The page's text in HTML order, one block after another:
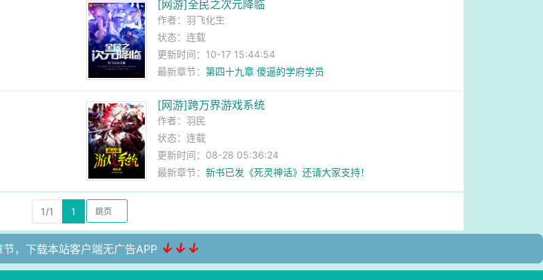
[网游]全民之次元降临
作者： 羽飞化生
状态：连载
更新时间：10-17 15:44:54
最新章节： 第四十九章 傻逼的学府学员
[网游]跨万界游戏系统
作者： 羽民
状态：连载
更新时间：08-28 05:36:24
最新章节： 新书已发《死灵神话》还请大家支持！
1/1 1
节，下载本站客户端无广告APP ↓↓↓